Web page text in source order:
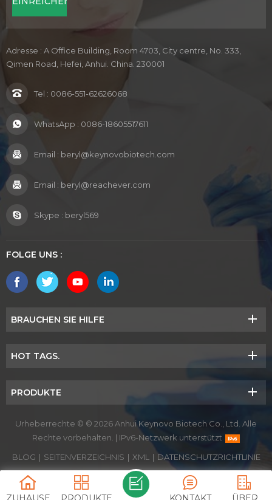
Adresse : A Office Building, Room 4703, City centre, No. 333,
Qimen Road, Hefei, Anhui. China. 230001
Tel : 0086-551-62626068
WhatsApp : 0086-18605517611
Email : beryl@keynovobiotech.com
Email : beryl@reachever.com
Skype : beryl569
FOLGE UNS :
BRAUCHEN SIE HILFE
HOT TAGS.
PRODUKTE
Urheberrechte © © 2026 Anhui Keynovo Biotech Co., Ltd. Alle
Rechte vorbehalten. | IPv6-Netzwerk unterstützt
BLOG | SEITENVERZEICHNIS | XML | DATENSCHUTZRICHTLINIE